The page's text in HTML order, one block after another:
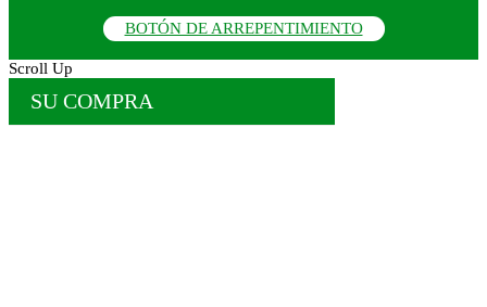
BOTÓN DE ARREPENTIMIENTO
Scroll Up
SU COMPRA